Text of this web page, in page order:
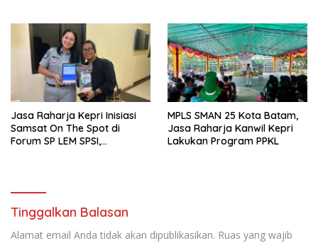
Indonesia
Jasa Raharja Kepri Inisiasi
Samsat On The Spot di
Forum SP LEM SPSI,
MPLS SMAN 25 Kota Batam,
Jasa Raharja Kanwil Kepri
Lakukan Program PPKL
Tinggalkan Balasan
Alamat email Anda tidak akan dipublikasikan. Ruas yang wajib